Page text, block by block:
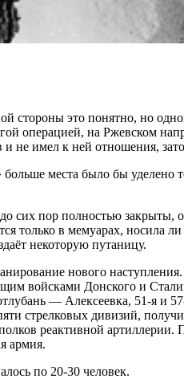
стороны это понятно, но
операцией, на Ржевском
имел к ней отношения,
места было бы уделено
сих пор полностью закрыты,
только в мемуарах, носила
некоторую путаницу.
нового
войсками Донского и
— Алексеевка, 51-я и
стрелковых дивизий,
реактивной
армия.
по 20-30 человек.